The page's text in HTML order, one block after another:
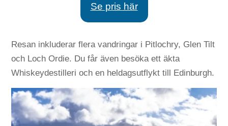
Se pris här
Resan inkluderar flera vandringar i Pitlochry, Glen Tilt
och Loch Ordie. Du får även besöka ett äkta
Whiskeydestilleri och en heldagsutflykt till Edinburgh.